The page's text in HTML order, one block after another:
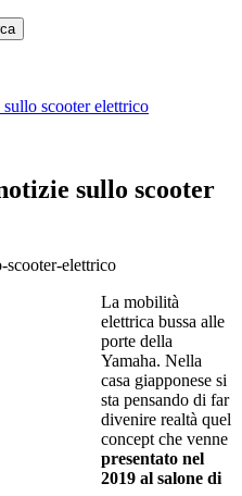
scooter elettrico
sullo scooter
La mobilità
elettrica bussa alle
porte della
Yamaha. Nella
casa giapponese si
sta pensando di far
divenire realtà quel
concept che venne
presentato nel
2019 al salone di